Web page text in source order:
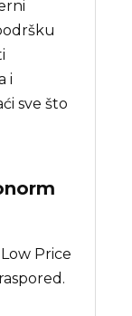
i
sve što
Price